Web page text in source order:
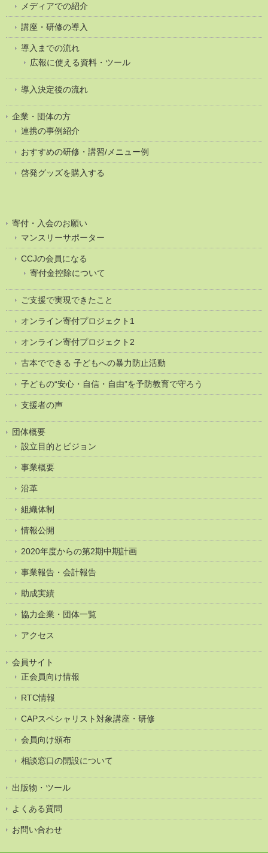
メディアでの紹介
講座・研修の導入
導入までの流れ
広報に使える資料・ツール
導入決定後の流れ
企業・団体の方
連携の事例紹介
おすすめの研修・講習/メニュー例
啓発グッズを購入する
寄付・入会のお願い
マンスリーサポーター
CCJの会員になる
寄付金控除について
ご支援で実現できたこと
オンライン寄付プロジェクト1
オンライン寄付プロジェクト2
古本でできる 子どもへの暴力防止活動
子どもの“安心・自信・自由”を予防教育で守ろう
支援者の声
団体概要
設立目的とビジョン
事業概要
沿革
組織体制
情報公開
2020年度からの第2期中期計画
事業報告・会計報告
助成実績
協力企業・団体一覧
アクセス
会員サイト
正会員向け情報
RTC情報
CAPスペシャリスト対象講座・研修
会員向け頒布
相談窓口の開設について
出版物・ツール
よくある質問
お問い合わせ